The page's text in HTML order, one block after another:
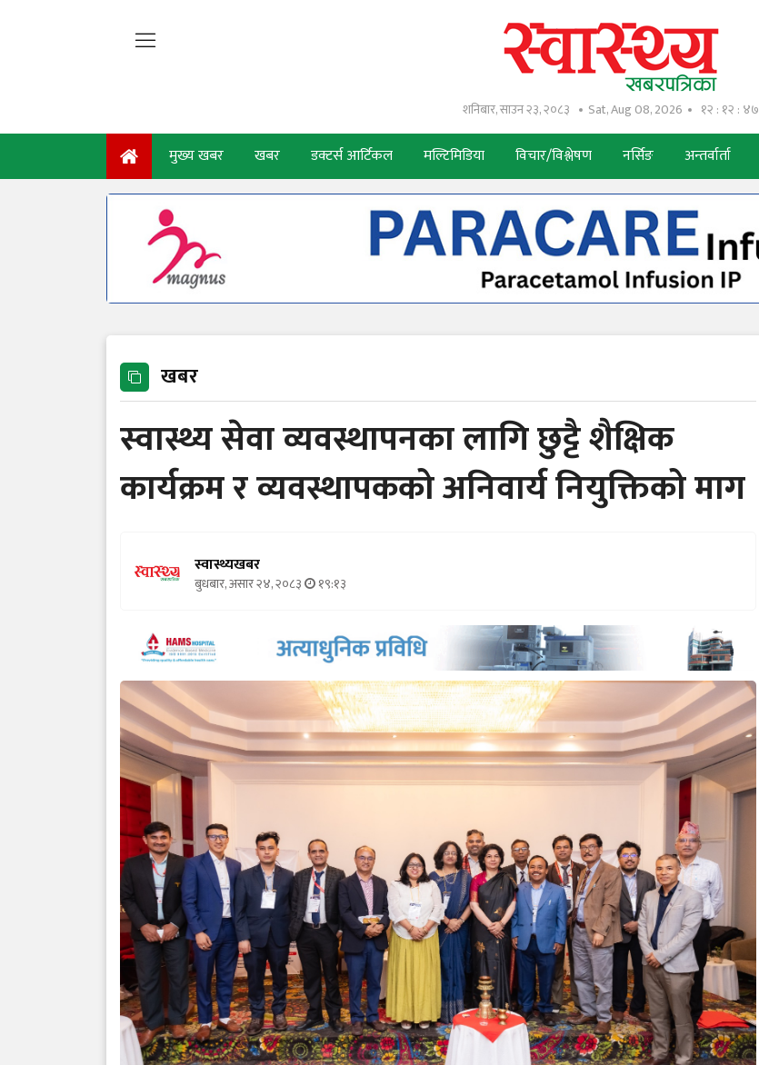
शनिबार, साउन २३, २०८३ Sat, Aug 08, 2026 १२ : १२ : ४९
मुख्य खबर खबर डक्टर्स आर्टिकल मल्टिमिडिया विचार/विश्लेषण नर्सिङ अन्तर्वार्ता
खबर
स्वास्थ्य सेवा व्यवस्थापनका लागि छुट्टै शैक्षिक
कार्यक्रम र व्यवस्थापकको अनिवार्य नियुक्तिको माग
स्वास्थ्यखबर
बुधबार, असार २४, २०८३ १९:१३